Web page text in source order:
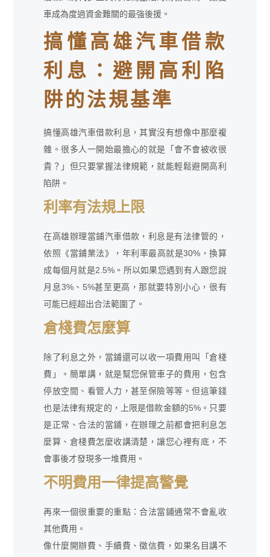
車成為度過資金難關的最強後援。
搞懂高雄汽車借款
利息：避開高利陷
阱的法規基準
搞懂高雄汽車借款利息，其實沒有想像中那麼複
雜。很多人一開始最擔心的就是「會不會被收很
貴？」但只要掌握法律規範，就能輕鬆避開高利
陷阱。
利率有法規上限
在高雄辦理當鋪汽車借款，利息是有法律管的，
依照《當鋪業法》，年利率最高就是30%，換算
成每個月就是2.5%。所以如果您遇到有人跟您說
月息3%、5%甚至更高，那就要特別小心，很有
可能已經超出合法範圍了。
倉棧費怎麼算
除了利息之外，當鋪還可以收一項費用叫「倉棧
費」。簡單講，就是幫您保管車子的費用，包含
停放空間、看管人力，甚至保險等等。但這筆錢
也是法律有規定的，上限是借款金額的5%。只要
是正常、合法的當鋪，在辦理之前都會把利息怎
麼算、倉棧費怎麼收講清楚，讓您心裡有底，不
會事後才發現多一堆費用。
不明費用一律提高警覺
再來一個很重要的重點：合法當鋪通常不會亂收
其他費用。
像什麼開辦費、手續費、徵信費，如果名目講不